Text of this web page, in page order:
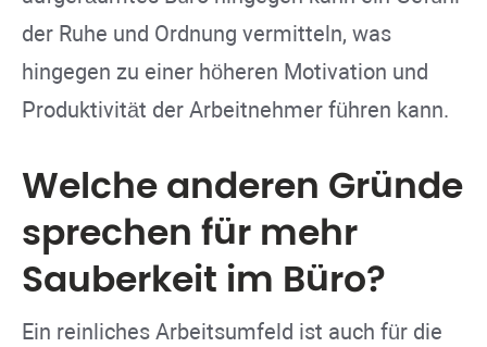
der Ruhe und Ordnung vermitteln, was
hingegen zu einer höheren Motivation und
Produktivität der Arbeitnehmer führen kann.
Welche anderen Gründe
sprechen für mehr
Sauberkeit im Büro?
Ein reinliches Arbeitsumfeld ist auch für die